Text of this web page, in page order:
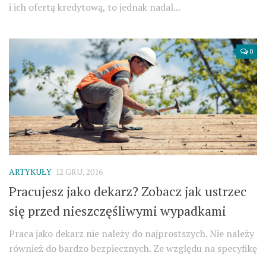
i ich ofertą kredytową, to jednak nadal...
0
ARTYKUŁY 12 GRU, 2016
Pracujesz jako dekarz? Zobacz jak ustrzec
się przed nieszczęśliwymi wypadkami
Praca jako dekarz nie należy do najprostszych. Nie należy
również do bardzo bezpiecznych. Ze względu na specyfikę